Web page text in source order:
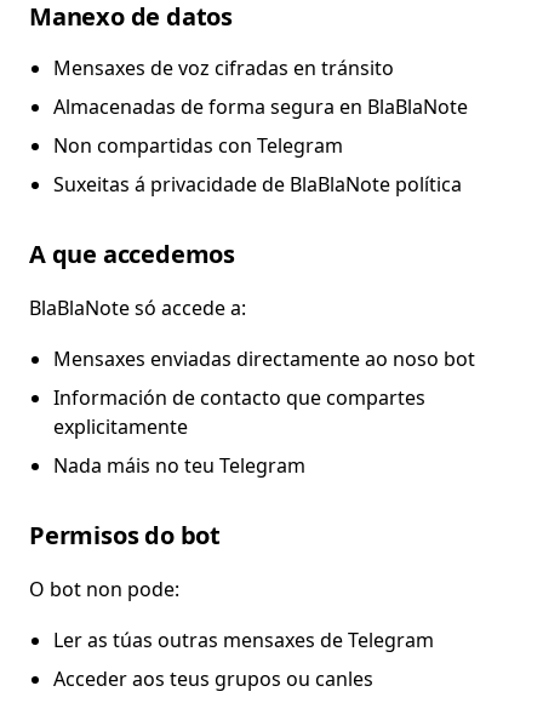
Manexo de datos
Mensaxes de voz cifradas en tránsito
Almacenadas de forma segura en BlaBlaNote
Non compartidas con Telegram
Suxeitas á privacidade de BlaBlaNote política
A que accedemos
BlaBlaNote só accede a:
Mensaxes enviadas directamente ao noso bot
Información de contacto que compartes
explicitamente
Nada máis no teu Telegram
Permisos do bot
O bot non pode:
Ler as túas outras mensaxes de Telegram
Acceder aos teus grupos ou canles